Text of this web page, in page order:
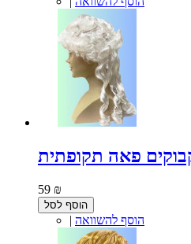
59 ₪
הוסף לסל
| הוסף להשוואה